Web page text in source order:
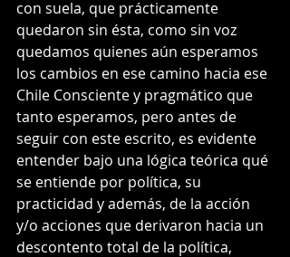
con suela, que prácticamente
quedaron sin ésta, como sin voz
quedamos quienes aún esperamos
los cambios en ese camino hacia ese
Chile Consciente y pragmático que
tanto esperamos, pero antes de
seguir con este escrito, es evidente
entender bajo una lógica teórica qué
se entiende por política, su
practicidad y además, de la acción
y/o acciones que derivaron hacia un
descontento total de la política,